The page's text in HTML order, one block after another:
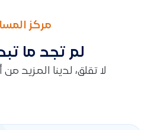
مركز
لم تجد ما
لا تقلق، لدينا المزيد